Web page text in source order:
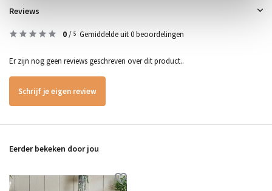
Reviews
0/ 5 Gemiddelde uit 0 beoordelingen
Er zijn nog geen reviews geschreven over dit product..
Schrijf je eigen review
Eerder bekeken door jou